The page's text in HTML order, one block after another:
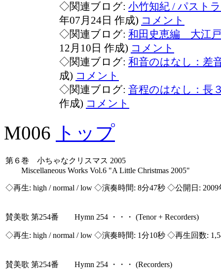
◇関連ブログ: 小竹知紀 / パスト
年07月24日 作成) コメント
◇関連ブログ: 和田史恵編 大江
12月10日 作成) コメント
◇関連ブログ: 和音のはなし：差
成) コメント
◇関連ブログ: 音程のはなし：長
作成) コメント
M006 トップ
第６巻 小ちゃなクリスマス 2005
Miscellaneous Works Vol.6 "A Little Christmas 2005"
◇再生: high / normal / low ◇演奏時間: 8分47秒 ◇公開日: 2009
賛美歌 第254番 Hymn 254 ・・・ (Tenor + Recorders)
◇再生: high / normal / low ◇演奏時間: 1分10秒 ◇再生回数:
賛美歌 第254番 Hymn 254 ・・・ (Recorders)